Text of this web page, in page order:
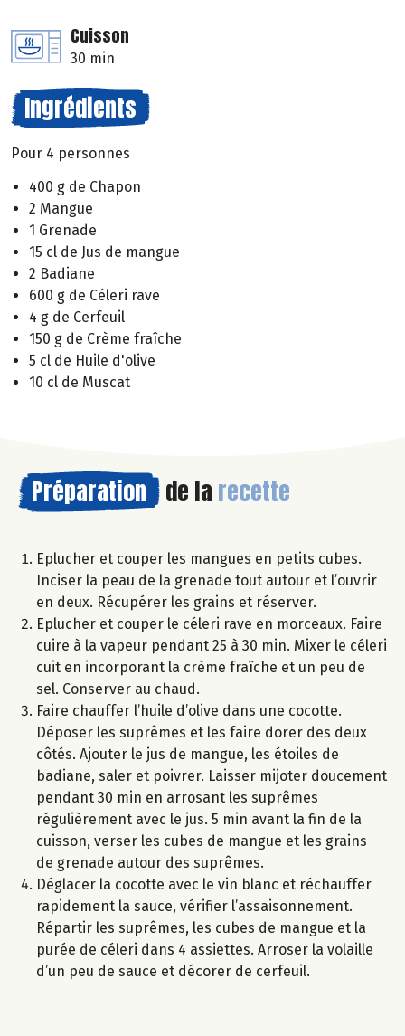
Cuisson
30 min
Ingrédients
Pour 4 personnes
400 g de Chapon
2 Mangue
1 Grenade
15 cl de Jus de mangue
2 Badiane
600 g de Céleri rave
4 g de Cerfeuil
150 g de Crème fraîche
5 cl de Huile d'olive
10 cl de Muscat
Préparation de la recette
Eplucher et couper les mangues en petits cubes.
Inciser la peau de la grenade tout autour et l’ouvrir
en deux. Récupérer les grains et réserver.
Eplucher et couper le céleri rave en morceaux. Faire
cuire à la vapeur pendant 25 à 30 min. Mixer le céleri
cuit en incorporant la crème fraîche et un peu de
sel. Conserver au chaud.
Faire chauffer l’huile d’olive dans une cocotte.
Déposer les suprêmes et les faire dorer des deux
côtés. Ajouter le jus de mangue, les étoiles de
badiane, saler et poivrer. Laisser mijoter doucement
pendant 30 min en arrosant les suprêmes
régulièrement avec le jus. 5 min avant la fin de la
cuisson, verser les cubes de mangue et les grains
de grenade autour des suprêmes.
Déglacer la cocotte avec le vin blanc et réchauffer
rapidement la sauce, vérifier l’assaisonnement.
Répartir les suprêmes, les cubes de mangue et la
purée de céleri dans 4 assiettes. Arroser la volaille
d’un peu de sauce et décorer de cerfeuil.